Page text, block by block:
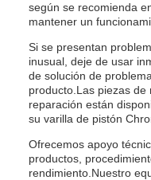
según se recomienda
mantener un
Si se presentan
inusual, deje de usar
de solución de
producto.Las piezas
reparación están
su varilla de pistón
Ofrecemos apoyo
productos,
rendimiento.Nuestro